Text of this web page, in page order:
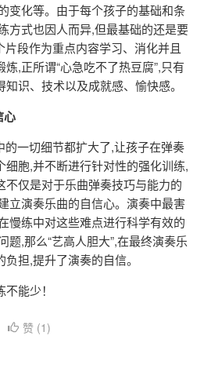
变化等。由于每个孩子的基础和条
方式也因人而异,但最基础的还是要
片段作为重点内容学习、消化并且
,正所谓“心急吃不了热豆腐”,只有
识、技术以及成就感、愉快感。
心
的一切细节都扩大了,让孩子在弹奏
细胞,并不断进行针对性的强化训练,
仅是对于乐曲弹奏技巧与能力的
立演奏乐曲的自信心。演奏中最害
慢练中对这些难点进行科学有效的
题,那么“艺高人胆大”,在最终演奏乐
担,提升了演奏的自信。
能少！
赞 (1)